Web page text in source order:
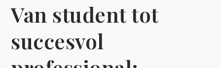
Van student tot
succesvol